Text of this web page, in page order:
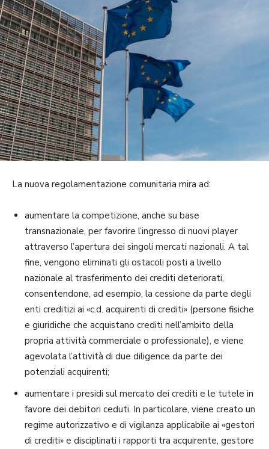
La nuova regolamentazione comunitaria mira ad:
aumentare la competizione, anche su base
transnazionale, per favorire l’ingresso di nuovi player
attraverso l’apertura dei singoli mercati nazionali. A tal
fine, vengono eliminati gli ostacoli posti a livello
nazionale al trasferimento dei crediti deteriorati,
consentendone, ad esempio, la cessione da parte degli
enti creditizi ai «c.d. acquirenti di crediti» (persone fisiche
e giuridiche che acquistano crediti nell’ambito della
propria attività commerciale o professionale), e viene
agevolata l’attività di due diligence da parte dei
potenziali acquirenti;
aumentare i presidi sul mercato dei crediti e le tutele in
favore dei debitori ceduti. In particolare, viene creato un
regime autorizzativo e di vigilanza applicabile ai «gestori
di crediti» e disciplinati i rapporti tra acquirente, gestore